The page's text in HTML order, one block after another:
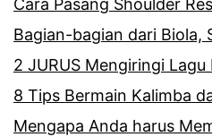
Cara Pasang Shoulder
Bagian-bagian dari Biola,
2 JURUS Mengiringi
8 Tips Bermain Kalimba
Mengapa Anda harus